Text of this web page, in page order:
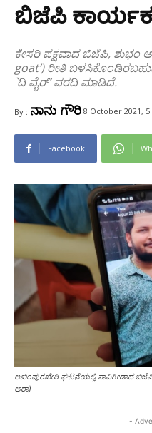
ಬಿಜೆಪಿ
ಕೇಸರಿ ಪಕ್ಷವಾದ ಬಿಜೆಪಿ, ಶುಭಂ
goat’) ರೀತಿ
`ದಿ ವೈರ್’ ವರದಿ ಮಾಡಿದೆ.
By : ನಾನು ಗೌರಿ 8 October 2021,
Facebook
ಲಖಿಂಪುರಖೇರಿ ಘಟನೆಯಲ್ಲಿ ಸಾವಿಗೀಡಾದ ಬಿಜೆಪಿ
ಅರಾ)
-